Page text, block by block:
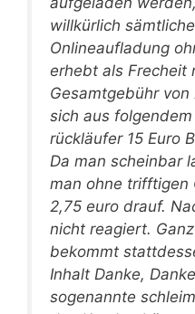
willkürlich
Onlineaufladung
erhebt als Frecheit
Gesamtgebühr
sich aus
rückläufer 15 Euro
Da man scheinbar
man ohne trifftigen
2,75 euro drauf.
nicht reagiert.
bekommt
Inhalt Danke,
sogenannte